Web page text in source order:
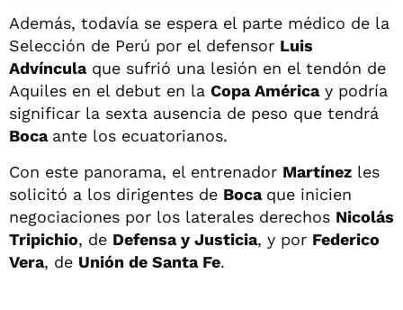
Además, todavía se espera el parte médico de la
Selección de Perú por el defensor Luis
Advínculaque sufrió una lesión en el tendón de
Aquiles en el debut en la Copa Américay podría
significar la sexta ausencia de peso que tendrá
Boca ante los ecuatorianos.
Con este panorama, el entrenador Martínez les
solicitó a los dirigentes de Boca que inicien
negociaciones por los laterales derechos Nicolás
Tripichio, de Defensa y Justicia, y por Federico
Vera, de Unión de Santa Fe.